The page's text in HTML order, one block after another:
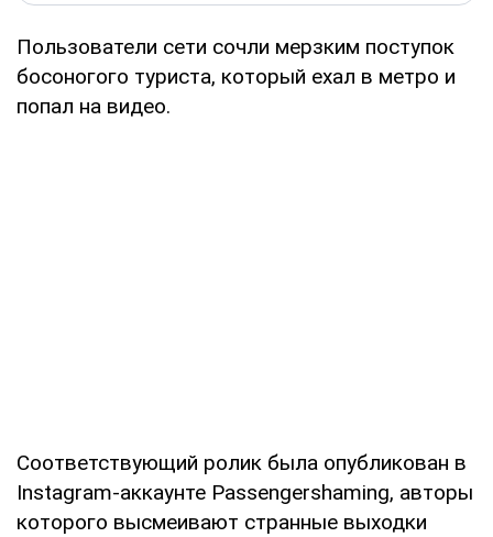
Пользователи сети сочли мерзким поступок
босоногого туриста, который ехал в метро и
попал на видео.
Соответствующий ролик была опубликован в
Instagram-аккаунте Passengershaming, авторы
которого высмеивают странные выходки